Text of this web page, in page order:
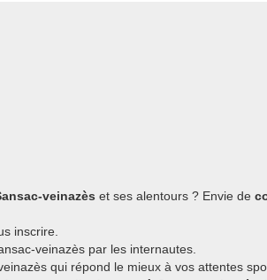
veinazès et ses alentours ? Envie de
inscrire.
veinazès par les internautes.
qui répond le mieux à vos attentes